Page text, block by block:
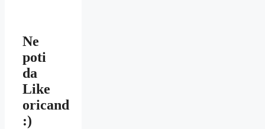
Ne
poti
da
Like
oricand
:)